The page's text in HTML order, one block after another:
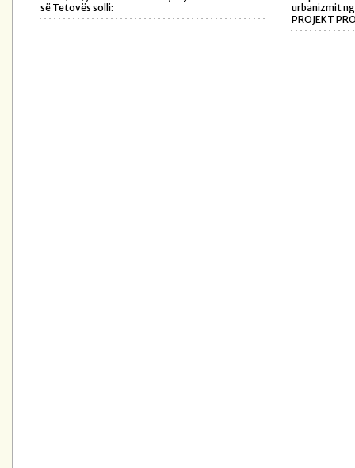
së Tetovës solli:
urbanizmit
PROJEKT